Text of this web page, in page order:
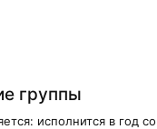
группы
исполнится в год